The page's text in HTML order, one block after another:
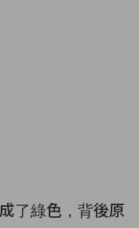
了綠色，背後原